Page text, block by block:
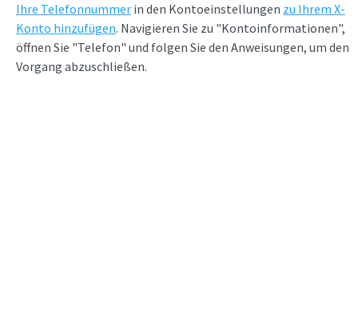
Ihre Telefonnummer in den Kontoeinstellungen zu Ihrem X-
Konto hinzufügen. Navigieren Sie zu "Kontoinformationen",
öffnen Sie "Telefon" und folgen Sie den Anweisungen, um den
Vorgang abzuschließen.